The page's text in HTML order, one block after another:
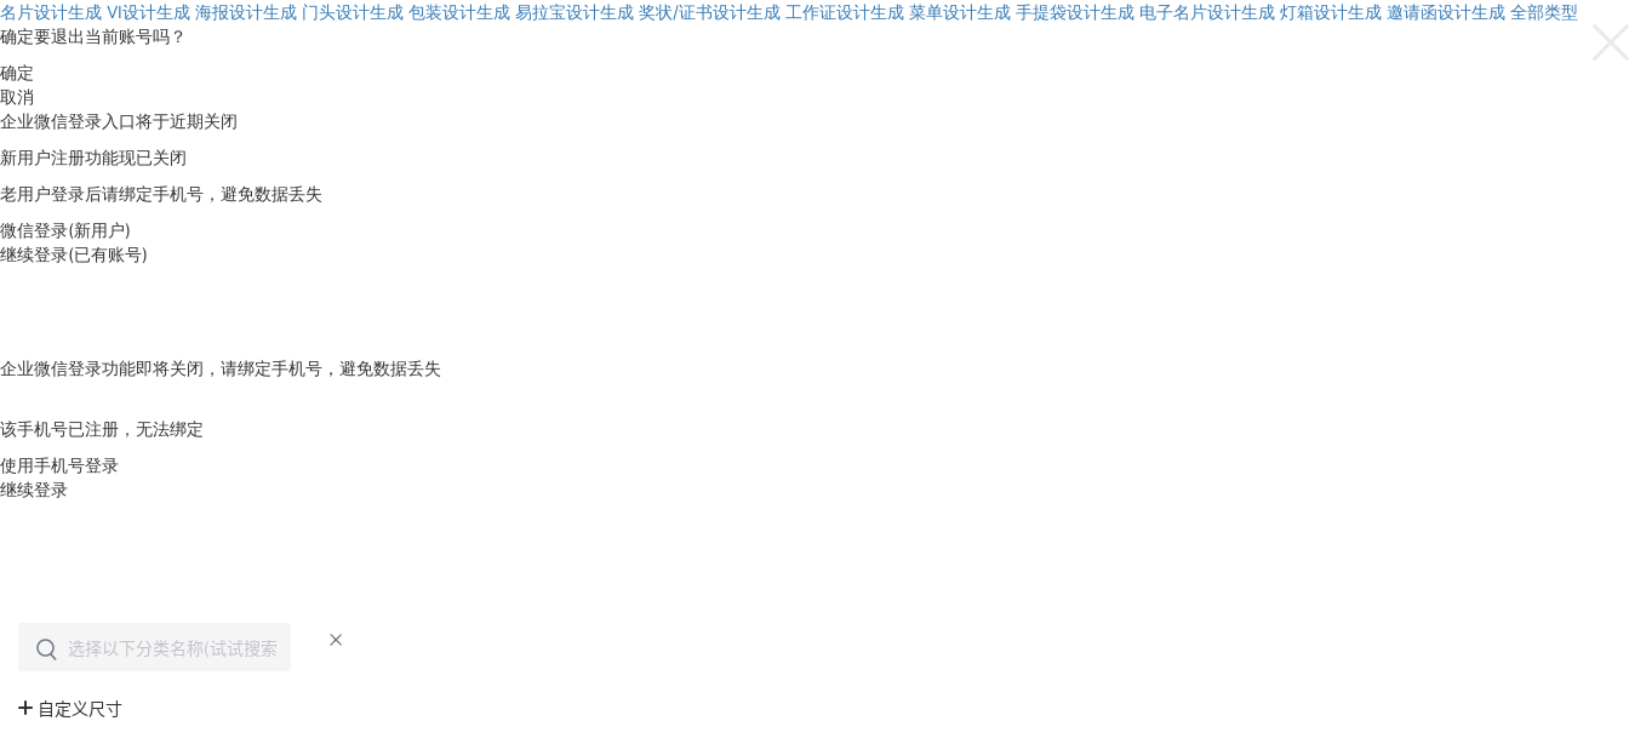
名片设计生成 VI设计生成 海报设计生成 门头设计生成 包装设计生成 易拉宝设计生成 奖状/证书设计生成 工作证设计生成 菜单设计生成 手提袋设计生成 电子名片设计生成 灯箱设计生成 邀请函设计生成 全部类型
确定要退出当前账号吗？
确定
取消
企业微信登录入口将于近期关闭
新用户注册功能现已关闭
老用户登录后请绑定手机号，避免数据丢失
微信登录(新用户)
继续登录(已有账号)
企业微信登录功能即将关闭，请绑定手机号，避免数据丢失
该手机号已注册，无法绑定
使用手机号登录
继续登录